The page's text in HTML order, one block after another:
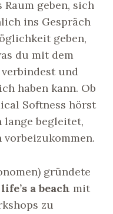
geben, sich
ins Gespräch
geben,
du mit dem
und
haben kann. Ob
Softness hörst
lange begleitet,
gründete
life’s a beachmit
zu